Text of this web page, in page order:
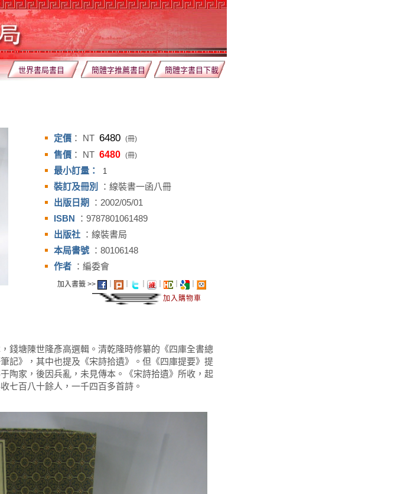
世界書局書目 簡體字推薦書目 簡體字書目下載
定價 ： NT 6480 (冊)
售價 ： NT 6480 (冊)
最小訂量： 1
裝訂及冊別
：線裝書一函八冊
出版日期
：2002/05/01
ISBN ：9787801061489
出版社 ：線裝書局
本局書號 ：80106148
作者 ：編委會
加入書籤 >>
加入購物車
錢塘陳世隆彥高選輯。清乾隆時修纂的《四庫全書總
記》，其中也提及《宋詩拾遺》。但《四庫提要》提
陶家，後因兵亂，未見傳本。《宋詩拾遺》所收，起
七百八十餘人，一千四百多首詩。